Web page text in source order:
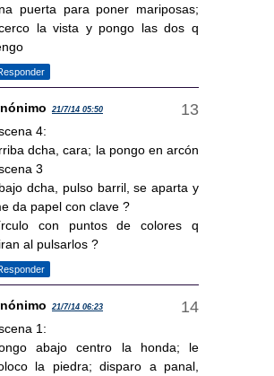
puerta para poner mariposas;
la vista y pongo las dos q
21/7/14 05:50
4:
dcha, cara; la pongo en arcón
3
dcha, pulso barril, se aparta y
da papel con clave ?
con puntos de colores q
al pulsarlos ?
21/7/14 06:23
1:
abajo centro la honda; le
la piedra; disparo a panal,